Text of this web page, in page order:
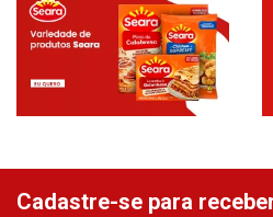
Cadastre-se para